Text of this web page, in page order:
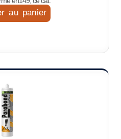
au panier